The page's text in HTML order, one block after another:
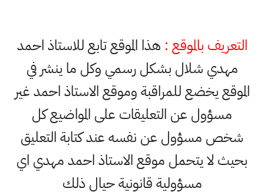
التعريف بالموقع : هذا الموقع تابع للاستاذ احمد
مهدي شلال بشكل رسمي وكل ما ينشر في
الموقع يخضع للمراقبة وموقع الاستاذ احمد غير
مسؤول عن التعليقات على المواضيع كل
شخص مسؤول عن نفسه عند كتابة التعليق
بحيث لا يتحمل موقع الاستاذ احمد مهدي اي
مسؤولية قانونية حيال ذلك